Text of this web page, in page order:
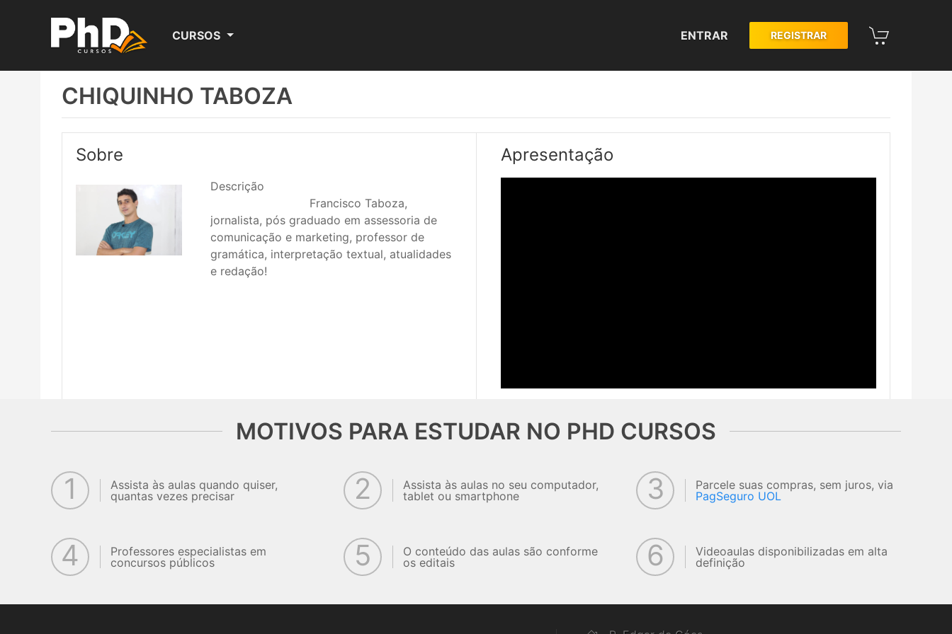
CURSOS ENTRAR REGISTRAR
CHIQUINHO TABOZA
Sobre
Descrição
jornalista, pós graduado em assessoria de
comunicação e marketing, professor de
gramática, interpretação textual, atualidades
e redação!
Apresentação
MOTIVOS PARA ESTUDAR NO PHD CURSOS
1
Assista às aulas quando quiser,
quantas vezes precisar
2
Assista às aulas no seu computador,
tablet ou smartphone
3
Parcele suas compras, sem juros, via
PagSeguro UOL
4
Professores especialistas em
concursos públicos
5
O conteúdo das aulas são conforme
os editais
6
Videoaulas disponibilizadas em alta
definição